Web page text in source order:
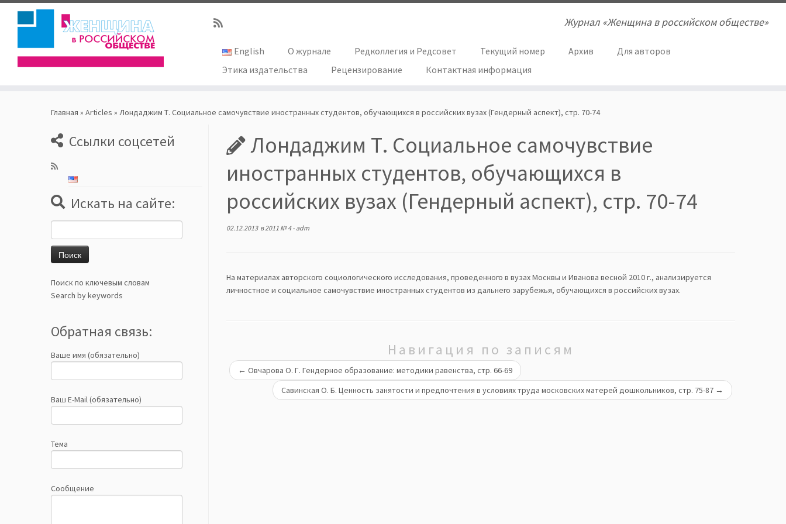
Журнал «Женщина в российском обществе»
English О журнале Редколлегия и Редсовет Текущий номер Архив
Для авторов
Этика издательства
Рецензирование Контактная информация
Главная » Articles » Лондаджим Т. Социальное самочувствие иностранных студентов, обучающихся в российских вузах (Гендерный аспект), стр. 70-74
Ссылки соцсетей
Искать на сайте:
Поиск по ключевым словам
Search by keywords
Обратная связь:
Ваше имя (обязательно)
Ваш E-Mail (обязательно)
Тема
Сообщение
Лондаджим Т. Социальное самочувствие
иностранных студентов, обучающихся в
российских вузах (Гендерный аспект), стр. 70-74
02.12.2013в2011 № 4- adm
На материалах авторского социологического исследования, проведенного в вузах Москвы и Иванова весной 2010 г., анализируется
личностное и социальное самочувствие иностранных студентов из дальнего зарубежья, обучающихся в российских вузах.
Навигация по записям
← Овчарова О. Г. Гендерное образование: методики равенства, стр. 66-69
Савинская О. Б. Ценность занятости и предпочтения в условиях труда московских матерей дошкольников, стр. 75-87 →